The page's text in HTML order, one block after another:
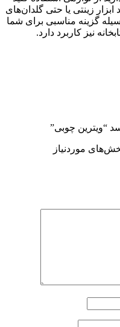
زینتی یا حتی گلدان­‌های
گزینه مناسبی برای شما
نیز کاربرد دارد.
“ویترین چوبی”
موردنیاز